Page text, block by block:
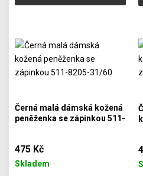
Černá malá dámská kožená
peněženka se zápinkou 511-
475 Kč
Skladem